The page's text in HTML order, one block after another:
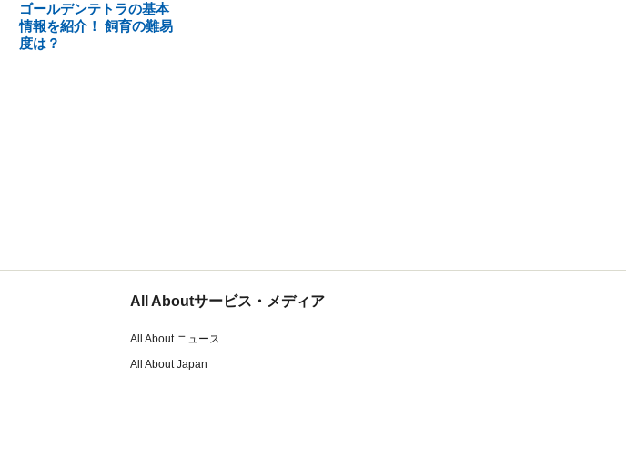
ゴールデンテトラの基本
情報を紹介！ 飼育の難易
度は？
All Aboutサービス・メディア
All About ニュース
All About Japan